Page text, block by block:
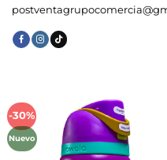
-30%
Nuevo
Añadir
lista de
deseos